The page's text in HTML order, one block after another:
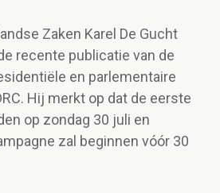
Zaken Karel De Gucht
recente publicatie van de
en parlementaire
Hij merkt op dat de eerste
op zondag 30 juli en
zal beginnen vóór 30